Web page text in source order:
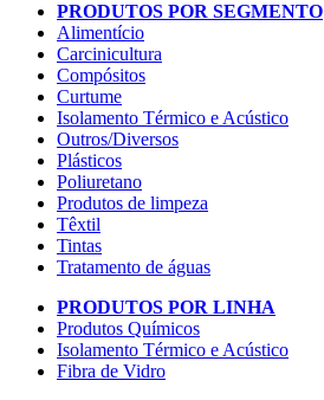
PRODUTOS POR SEGMENTO
Alimentício
Carcinicultura
Compósitos
Curtume
Isolamento Térmico e Acústico
Outros/Diversos
Plásticos
Poliuretano
Produtos de limpeza
Têxtil
Tintas
Tratamento de águas
PRODUTOS POR LINHA
Produtos Químicos
Isolamento Térmico e Acústico
Fibra de Vidro